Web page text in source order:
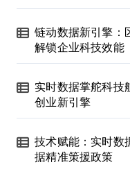
链动数据新引擎：
解锁企业科技效能
实时数据掌舵科技
创业新引擎
技术赋能：实时数
据精准策援政策